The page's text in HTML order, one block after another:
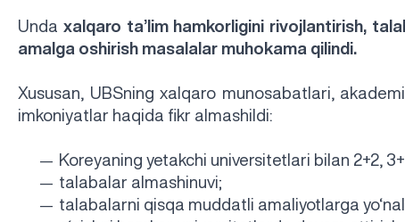
Unda xalqaro ta’lim hamkorligini rivojlantirish,
amalga oshirish masalalar muhokama qilindi.
Xususan, UBSning xalqaro munosabatlari,
imkoniyatlar haqida fikr almashildi:
— Koreyaning yetakchi universitetlari bilan 2+2,
— talabalar almashinuvi;
— talabalarni qisqa muddatli amaliyotlarga